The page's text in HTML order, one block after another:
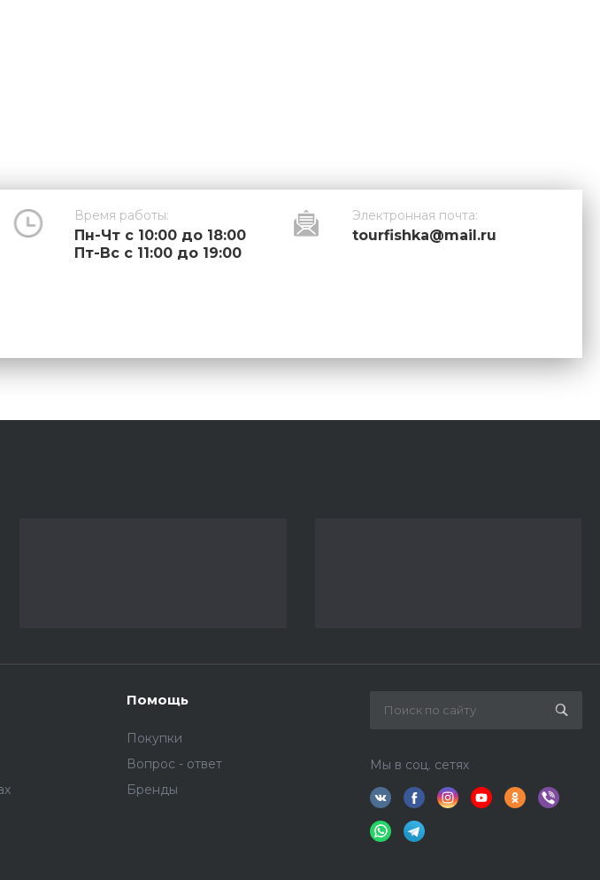
Время работы:
Пн-Чт с 10:00 до 18:00
Пт-Вс с 11:00 до 19:00
Электронная почта:
tourfishka@mail.ru
Помощь
Покупки
Вопрос - ответ
Бренды
Мы в соц. сетях